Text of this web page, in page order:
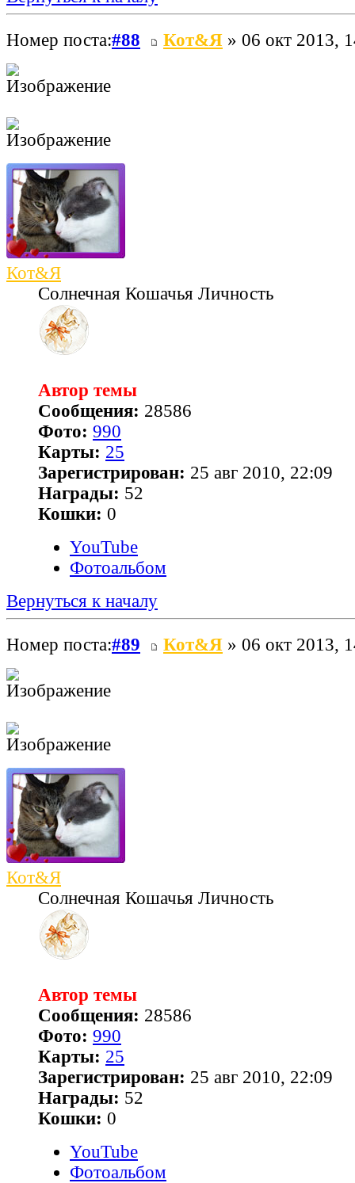
Номер поста:#88 Кот&Я » 06 окт 2013,
Кот&Я
Солнечная Кошачья Личность
Автор темы
Сообщения: 28586
Фото: 990
Карты: 25
Зарегистрирован: 25 авг 2010, 22:09
Награды: 52
Кошки: 0
YouTube
Фотоальбом
Вернуться к началу
Номер поста:#89 Кот&Я » 06 окт 2013,
Кот&Я
Солнечная Кошачья Личность
Автор темы
Сообщения: 28586
Фото: 990
Карты: 25
Зарегистрирован: 25 авг 2010, 22:09
Награды: 52
Кошки: 0
YouTube
Фотоальбом